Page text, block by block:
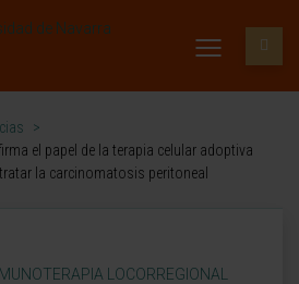
>
el papel de la terapia celular adoptiva
la carcinomatosis peritoneal
LOCORREGIONAL